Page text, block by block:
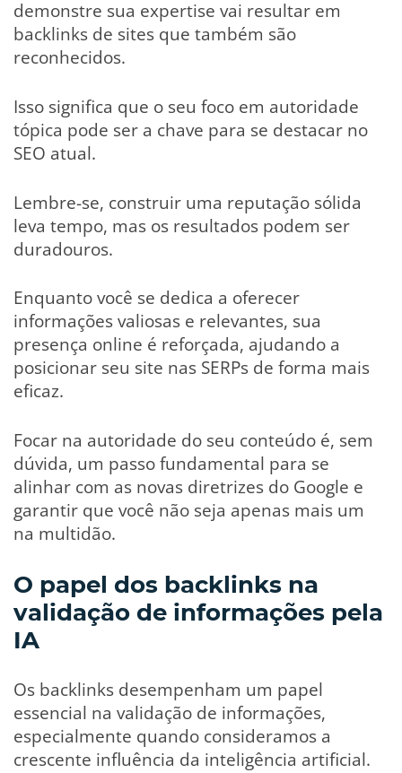
demonstre sua expertise vai resultar em
backlinks de sites que também são
reconhecidos.
Isso significa que o seu foco em autoridade
tópica pode ser a chave para se destacar no
SEO atual.
Lembre-se, construir uma reputação sólida
leva tempo, mas os resultados podem ser
duradouros.
Enquanto você se dedica a oferecer
informações valiosas e relevantes, sua
presença online é reforçada, ajudando a
posicionar seu site nas SERPs de forma mais
eficaz.
Focar na autoridade do seu conteúdo é, sem
dúvida, um passo fundamental para se
alinhar com as novas diretrizes do Google e
garantir que você não seja apenas mais um
na multidão.
O papel dos backlinks na
validação de informações pela
IA
Os backlinks desempenham um papel
essencial na validação de informações,
especialmente quando consideramos a
crescente influência da inteligência artificial.